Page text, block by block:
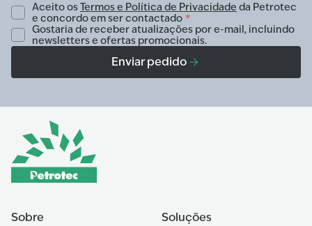
Aceito osTermos e Política de Privacidade da Petrotec
e concordo em ser contactado *
Gostaria de receber atualizações por e-mail, incluindo
newsletters e ofertas promocionais.
Enviar pedido
Sobre Soluções